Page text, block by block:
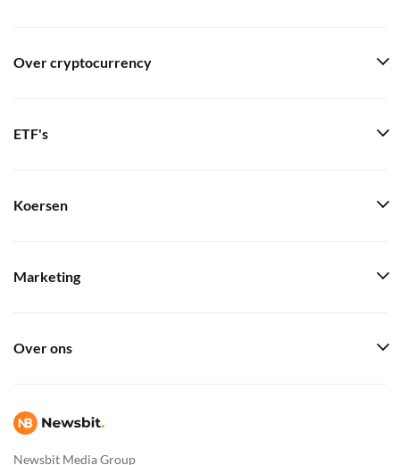
Newsbit Media Group
Over cryptocurrency
ETF's
Koersen
Marketing
Over ons